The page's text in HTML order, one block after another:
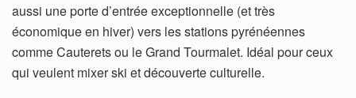
aussi une porte d’entrée exceptionnelle (et très
économique en hiver) vers les stations pyrénéennes
comme Cauterets ou le Grand Tourmalet. Idéal pour ceux
qui veulent mixer ski et découverte culturelle.